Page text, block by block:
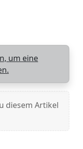
um eine
diesem Artikel